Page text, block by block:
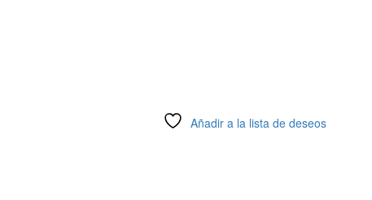
Añadir a la lista de deseos